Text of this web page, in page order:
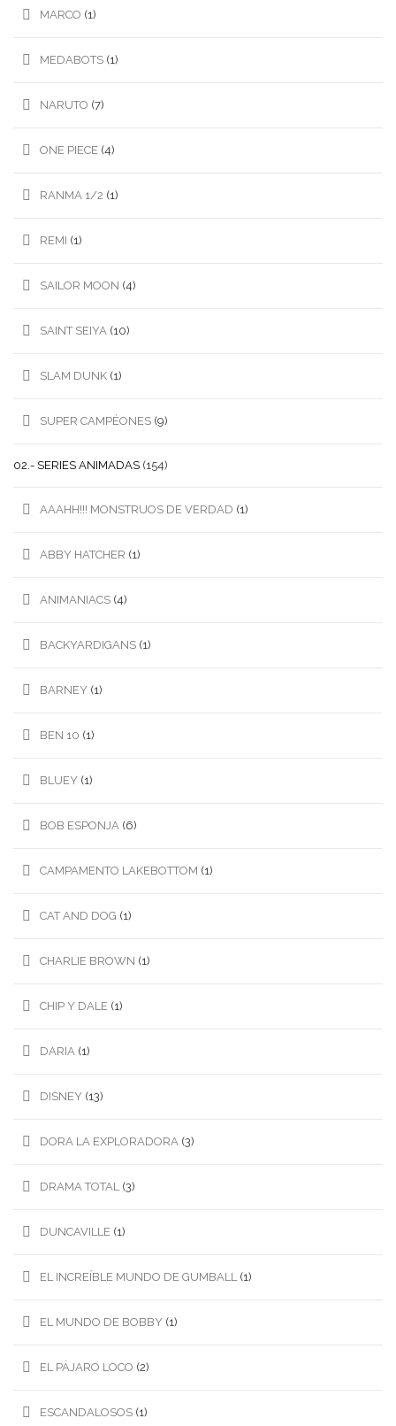
MARCO (1)
MEDABOTS (1)
NARUTO (7)
ONE PIECE (4)
RANMA 1/2 (1)
REMI (1)
SAILOR MOON (4)
SAINT SEIYA (10)
SLAM DUNK (1)
SUPER CAMPÉONES (9)
02.- SERIES ANIMADAS (154)
AAAHH!!! MONSTRUOS DE VERDAD (1)
ABBY HATCHER (1)
ANIMANIACS (4)
BACKYARDIGANS (1)
BARNEY (1)
BEN 10 (1)
BLUEY (1)
BOB ESPONJA (6)
CAMPAMENTO LAKEBOTTOM (1)
CAT AND DOG (1)
CHARLIE BROWN (1)
CHIP Y DALE (1)
DARIA (1)
DISNEY (13)
DORA LA EXPLORADORA (3)
DRAMA TOTAL (3)
DUNCAVILLE (1)
EL INCREÍBLE MUNDO DE GUMBALL (1)
EL MUNDO DE BOBBY (1)
EL PÁJARO LOCO (2)
ESCANDALOSOS (1)